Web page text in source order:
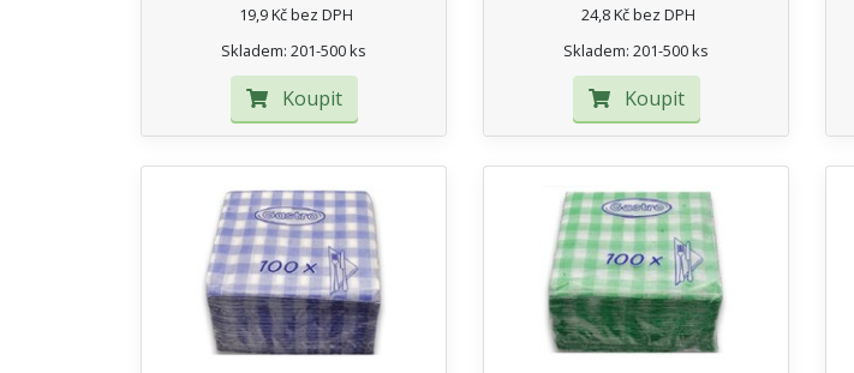
19,9 Kč bez DPH
Skladem: 201-500 ks
Koupit
24,8 Kč bez DPH
Skladem: 201-500 ks
Koupit